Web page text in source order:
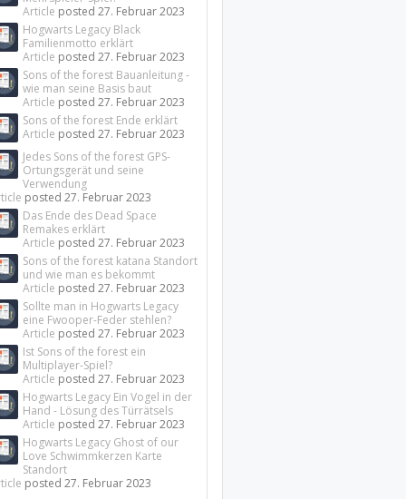
Article posted27. Februar 2023
Hogwarts Legacy Black
Familienmotto erklärt
Article posted27. Februar 2023
Sons of the forest Bauanleitung -
wie man seine Basis baut
Article posted27. Februar 2023
Sons of the forest Ende erklärt
Article posted27. Februar 2023
Jedes Sons of the forest GPS-
Ortungsgerät und seine
Verwendung
posted27. Februar 2023
Das Ende des Dead Space
Remakes erklärt
Article posted27. Februar 2023
Sons of the forest katana Standort
und wie man es bekommt
Article posted27. Februar 2023
Sollte man in Hogwarts Legacy
eine Fwooper-Feder stehlen?
Article posted27. Februar 2023
Ist Sons of the forest ein
Multiplayer-Spiel?
Article posted27. Februar 2023
Hogwarts Legacy Ein Vogel in der
Hand - Lösung des Türrätsels
Article posted27. Februar 2023
Hogwarts Legacy Ghost of our
Love Schwimmkerzen Karte
Standort
posted27. Februar 2023